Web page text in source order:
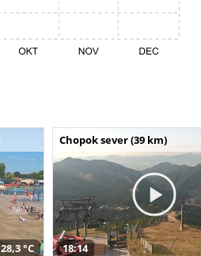
28,3 °C
Chopok sever (39 km)
18:14